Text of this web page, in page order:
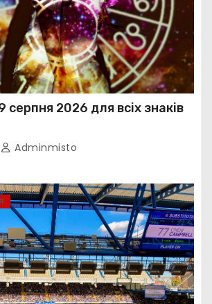
серпня 2026 для всіх знаків
Adminmisto